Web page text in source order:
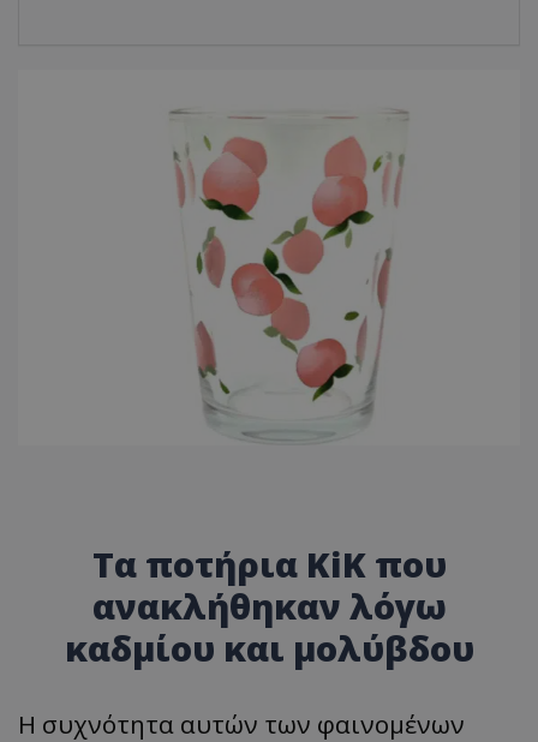
Τα ποτήρια KiK που
ανακλήθηκαν λόγω
καδμίου και μολύβδου
Η συχνότητα αυτών των φαινομένων